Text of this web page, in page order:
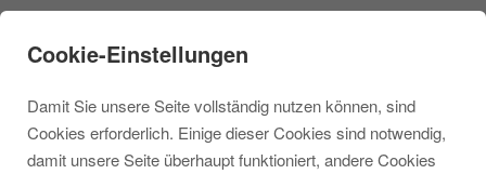
Cookie-Einstellungen
Damit Sie unsere Seite vollständig nutzen können, sind
Cookies erforderlich. Einige dieser Cookies sind notwendig,
damit unsere Seite überhaupt funktioniert, andere Cookies